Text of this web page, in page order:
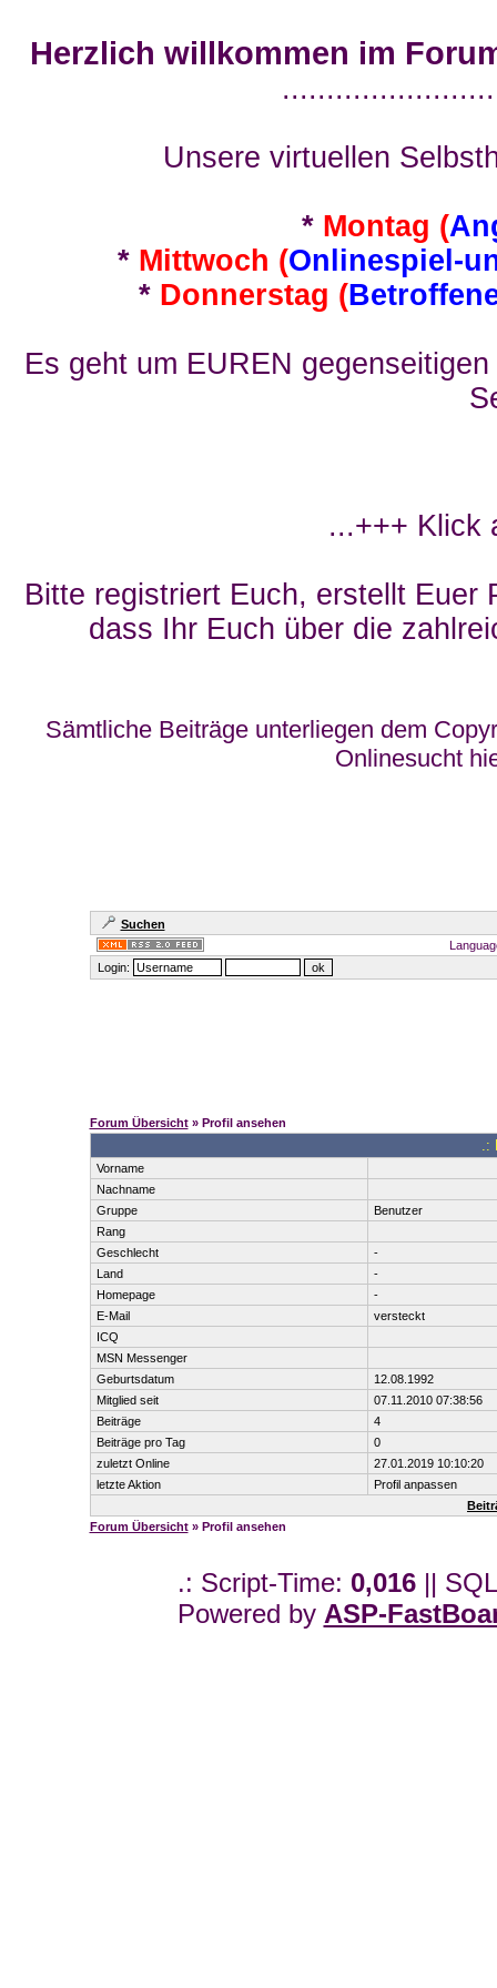
Herzlich willkommen im
Unsere virtuellen
* Montag (
* Mittwoch (Onlinespiel-
* Donnerstag (
Es geht um EUREN
...+++ Klick
Bitte registriert Euch, erstellt Euer
dass Ihr Euch über die
Sämtliche Beiträge unterliegen dem
Onlinesucht
Suchen
Login:
Forum Übersicht» Profil ansehen
.:
Vorname
Nachname
Gruppe
Benutzer
Rang
Geschlecht
-
Land
-
Homepage
-
E-Mail
versteckt
ICQ
MSN Messenger
Geburtsdatum
12.08.1992
Mitglied seit
07.11.2010 07:38:56
Beiträge
4
Beiträge pro Tag
0
zuletzt Online
27.01.2019 10:10:20
letzte Aktion
Profil anpassen
Forum Übersicht» Profil ansehen
.: Script-Time: 0,016||
Powered by ASP-